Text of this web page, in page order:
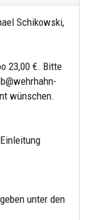
Schikowski,
23,00 €. Bitte
wünschen.
unter den